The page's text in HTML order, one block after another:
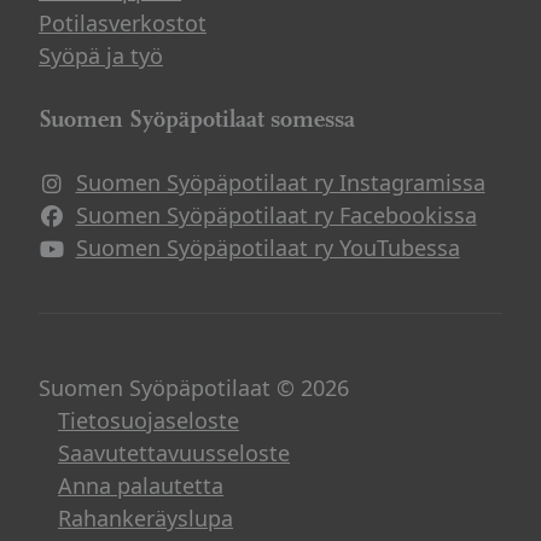
Potilasverkostot
Syöpä ja työ
Suomen Syöpäpotilaat somessa
Suomen Syöpäpotilaat ry Instagramissa
Suomen Syöpäpotilaat ry Facebookissa
Suomen Syöpäpotilaat ry YouTubessa
Suomen Syöpäpotilaat © 2026
Tietosuojaseloste
Saavutettavuusseloste
Anna palautetta
Rahankeräyslupa